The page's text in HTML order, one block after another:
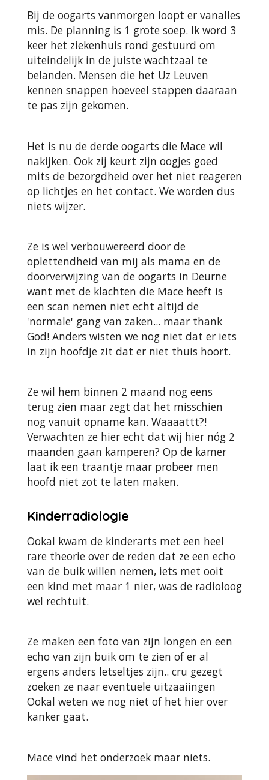
Bij de oogarts vanmorgen loopt er vanalles
mis. De planning is 1 grote soep. Ik word 3
keer het ziekenhuis rond gestuurd om
uiteindelijk in de juiste wachtzaal te
belanden. Mensen die het Uz Leuven
kennen snappen hoeveel stappen daaraan
te pas zijn gekomen.
Het is nu de derde oogarts die Mace wil
nakijken. Ook zij keurt zijn oogjes goed
mits de bezorgdheid over het niet reageren
op lichtjes en het contact. We worden dus
niets wijzer.
Ze is wel verbouwereerd door de
oplettendheid van mij als mama en de
doorverwijzing van de oogarts in Deurne
want met de klachten die Mace heeft is
een scan nemen niet echt altijd de
'normale' gang van zaken... maar thank
God! Anders wisten we nog niet dat er iets
in zijn hoofdje zit dat er niet thuis hoort.
Ze wil hem binnen 2 maand nog eens
terug zien maar zegt dat het misschien
nog vanuit opname kan. Waaaattt?!
Verwachten ze hier echt dat wij hier nóg 2
maanden gaan kamperen? Op de kamer
laat ik een traantje maar probeer men
hoofd niet zot te laten maken.
Kinderradiologie
Ookal kwam de kinderarts met een heel
rare theorie over de reden dat ze een echo
van de buik willen nemen, iets met ooit
een kind met maar 1 nier, was de radioloog
wel rechtuit.
Ze maken een foto van zijn longen en een
echo van zijn buik om te zien of er al
ergens anders letseltjes zijn.. cru gezegt
zoeken ze naar eventuele uitzaaiingen
Ookal weten we nog niet of het hier over
kanker gaat.
Mace vind het onderzoek maar niets.